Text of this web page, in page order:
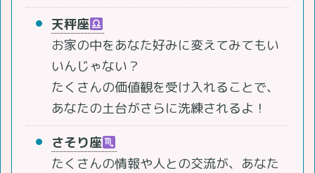
天秤座
お家の中をあなた好みに変えてみてもい
いんじゃない？
たくさんの価値観を受け入れることで、
あなたの土台がさらに洗練されるよ！
さそり座
たくさんの情報や人との交流が、あなた